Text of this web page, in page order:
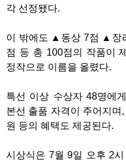
각 선정됐다.
이 밖에도 ▲동상 7점 ▲장
점 등 총 100점의 작품이
정작으로 이름을 올렸다.
특선 이상 수상자 48명에
본선 출품 자격이 주어지며
원 등의 혜택도 제공된다.
시상식은 7월 9일 오후 2